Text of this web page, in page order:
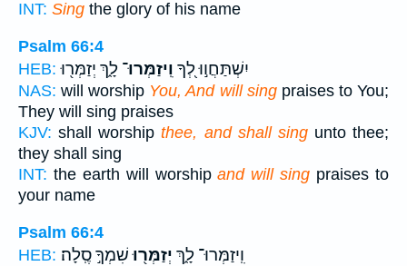
INT: Sing the glory of his name
Psalm 66:4
HEB:
יִשְׁתַּחֲו֣וּ לְ֭ךָ וִֽיזַמְּרוּ־ לָ֑ךְ יְזַמְּר֖וּ
NAS: will worship You, And will singpraises to You;
They will sing praises
KJV: shall worshipthee, and shall singunto thee;
they shall sing
INT: the earth will worshipand will sing praises to
your name
Psalm 66:4
HEB:
וִֽיזַמְּרוּ־ לָ֑ךְ יְזַמְּר֖וּשִׁמְךָ֣ סֶֽלָה׃